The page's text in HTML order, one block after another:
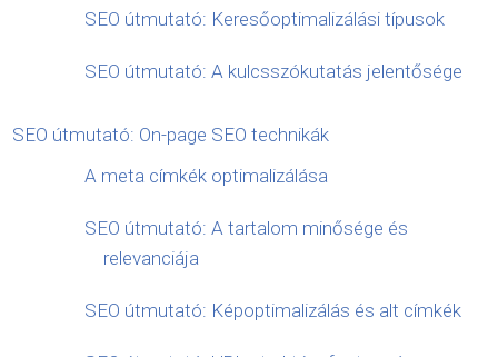
SEO útmutató: Keresőoptimalizálási típusok
SEO útmutató: A kulcsszókutatás jelentősége
SEO útmutató: On-page SEO technikák
A meta címkék optimalizálása
SEO útmutató: A tartalom minősége és
relevanciája
SEO útmutató: Képoptimalizálás és alt címkék